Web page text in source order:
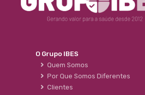
O Grupo IBES
Quem Somos
Por Que Somos Diferentes
Clientes